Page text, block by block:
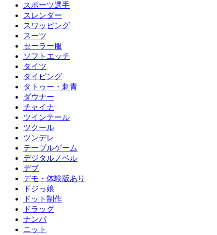
スポーツ選手
スレンダー
スワッピング
スーツ
セーラー服
ソフトエッチ
タイツ
タイピング
タトゥー・刺青
ダウナー
チャイナ
ツインテール
ツクール
ツンデレ
テーブルゲーム
デジタルノベル
デブ
デモ・体験版あり
ドジっ娘
ドット制作
ドラッグ
ナンパ
ニット